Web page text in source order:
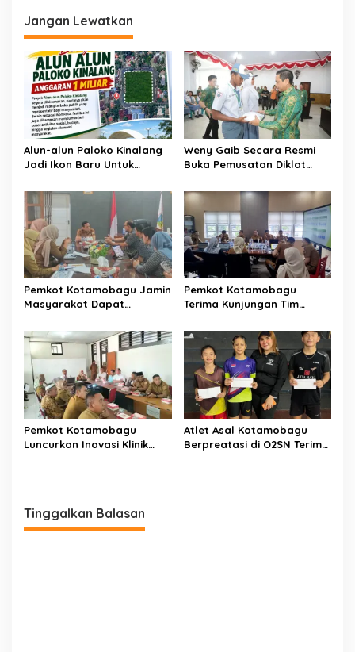
a
s
p
o
s
Jangan Lewatkan
Alun-alun Paloko Kinalang
Jadi Ikon Baru Untuk
Kotamobagu
Weny Gaib Secara Resmi
Buka Pemusatan Diklat
Kotamobagu
Pemkot Kotamobagu Jamin
Masyarakat Dapat
Pemkot Kotamobagu
Terima Kunjungan Tim
Pemkot Kotamobagu
Luncurkan Inovasi Klinik
Atlet Asal Kotamobagu
Berpreatasi di O2SN Terima
Tinggalkan Balasan